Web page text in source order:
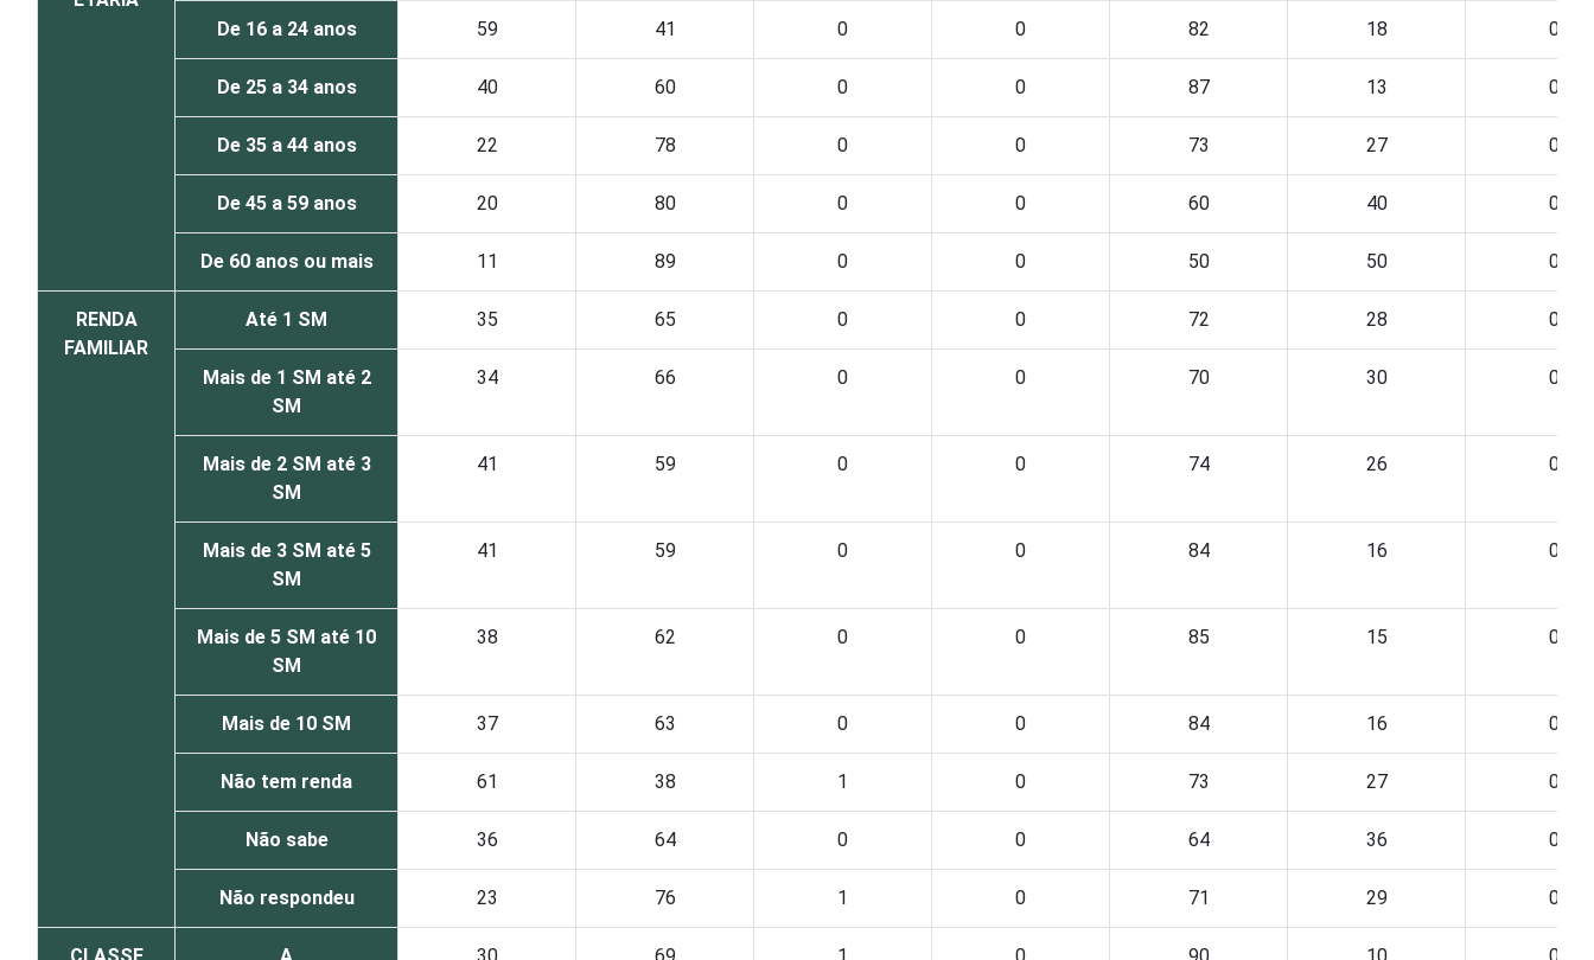
De 16 a 24 anos 59 41 0 0 82 18 0
De 25 a 34 anos 40 60 0 0 87 13 0
De 35 a 44 anos 22 78 0 0 73 27 0
De 45 a 59 anos 20 80 0 0 60 40 0
De 60 anos ou mais 11 89 0 0 50 50 0
RENDA
FAMILIAR
Até 1 SM 35 65 0 0 72 28 0
Mais de 1 SM até 2
SM
34 66 0 0 70 30 0
Mais de 2 SM até 3
SM
41 59 0 0 74 26 0
Mais de 3 SM até 5
SM
41 59 0 0 84 16 0
Mais de 5 SM até 10
SM
38 62 0 0 85 15 0
Mais de 10 SM 37 63 0 0 84 16 0
Não tem renda 61 38 1 0 73 27 0
Não sabe 36 64 0 0 64 36 0
Não respondeu 23 76 1 0 71 29 0